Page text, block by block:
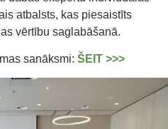
atbalsts, kas piesaistīts
vērtību saglabāšanā.
sanāksmi: ŠEIT >>>